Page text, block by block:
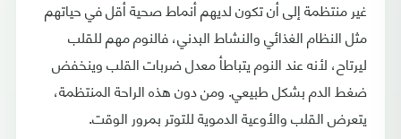
غير منتظمة إلى أن تكون لديهم أنماط صحية أقل في حياتهم
مثل النظام الغذائي والنشاط البدني، فالنوم مهم للقلب
ليرتاح، لأنه عند النوم يتباطأ معدل ضربات القلب وينخفض
ضغط الدم بشكل طبيعي. ومن دون هذه الراحة المنتظمة،
يتعرض القلب والأوعية الدموية للتوتر بمرور الوقت.